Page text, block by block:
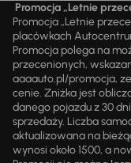
Promocja „Letnie
Promocja „Letnie
placówkach
Promocja polega na
przecenionych,
aaaauto.pl/promocja,
cenie. Zniżka jest
danego pojazdu z 30
sprzedaży. Liczba
aktualizowana na
wynosi około 1500, a